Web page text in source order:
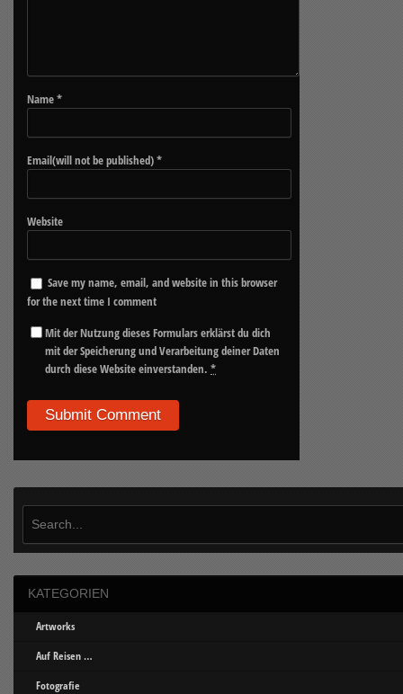
Name*
Email(will not be published)*
Website
Save my name, email, and website in this browser
for the next time I comment
Mit der Nutzung dieses Formulars erklärst du dich
mit der Speicherung und Verarbeitung deiner Daten
durch diese Website einverstanden.*
KATEGORIEN
Artworks
Auf Reisen …
Fotografie